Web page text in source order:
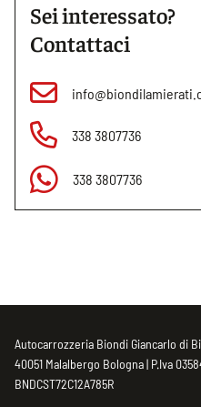
Sei interessato?
Contattaci
338 3807736
338 3807736
Autocarrozzeria Biondi Giancarlo di
40051 Malalbergo Bologna | P.Iva
BNDCST72C12A785R